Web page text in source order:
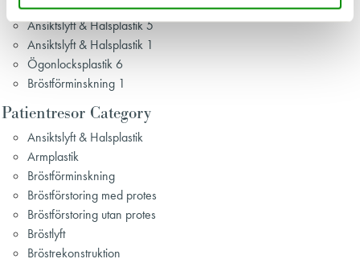
Gynekomasti 3
Ansiktslyft & Halsplastik 5
Ansiktslyft & Halsplastik 1
Ögonlocksplastik 6
Bröstförminskning 1
Patientresor Category
Ansiktslyft & Halsplastik
Armplastik
Bröstförminskning
Bröstförstoring med protes
Bröstförstoring utan protes
Bröstlyft
Bröstrekonstruktion